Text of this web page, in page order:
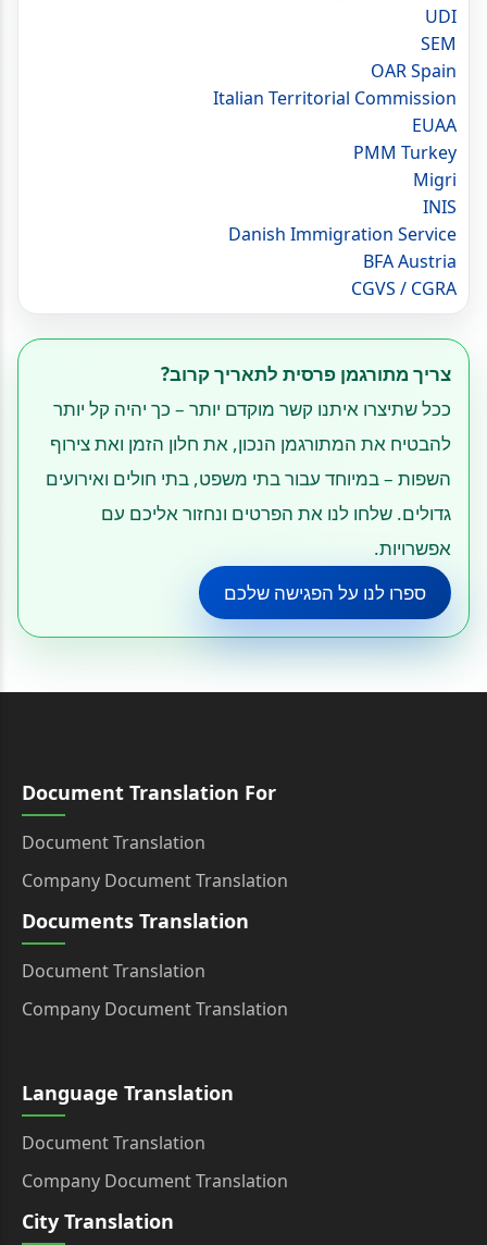
UDI
SEM
OAR Spain
Italian Territorial Commission
EUAA
PMM Turkey
Migri
INIS
Danish Immigration Service
BFA Austria
CGVS / CGRA
צריך מתורגמן פרסית לתאריך קרוב?
ככל שתיצרו איתנו קשר מוקדם יותר – כך יהיה קל יותר
להבטיח את המתורגמן הנכון, את חלון הזמן ואת צירוף
השפות – במיוחד עבור בתי משפט, בתי חולים ואירועים
גדולים. שלחו לנו את הפרטים ונחזור אליכם עם
אפשרויות.
ספרו לנו על הפגישה שלכם
Document Translation For
Document Translation
Company Document Translation
Documents Translation
Document Translation
Company Document Translation
Language Translation
Document Translation
Company Document Translation
City Translation